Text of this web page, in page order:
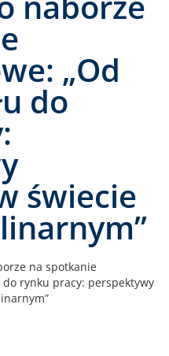
„Od
do
świecie
na spotkanie
rynku pracy: perspektywy